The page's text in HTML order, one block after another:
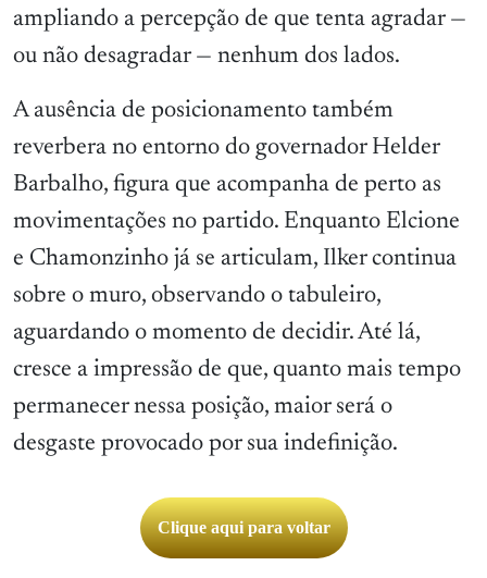
ampliando a percepção de que tenta agradar —
ou não desagradar — nenhum dos lados.
A ausência de posicionamento também
reverbera no entorno do governador Helder
Barbalho, figura que acompanha de perto as
movimentações no partido. Enquanto Elcione
e Chamonzinho já se articulam, Ilker continua
sobre o muro, observando o tabuleiro,
aguardando o momento de decidir. Até lá,
cresce a impressão de que, quanto mais tempo
permanecer nessa posição, maior será o
desgaste provocado por sua indefinição.
Clique aqui para voltar